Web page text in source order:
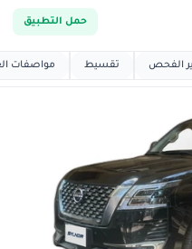
حمل التطبيق
الفحص تقسيط مواصفات